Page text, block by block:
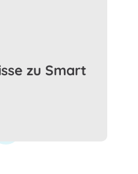
zu Smart